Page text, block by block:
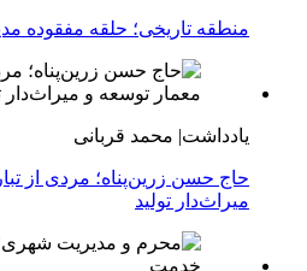
منطقه تاریخی؛ حلقه مفقوده
یادداشت| محمد قربانی
حاج حسن زرین‌پناه؛ مردی از
میراث‌دار تولید